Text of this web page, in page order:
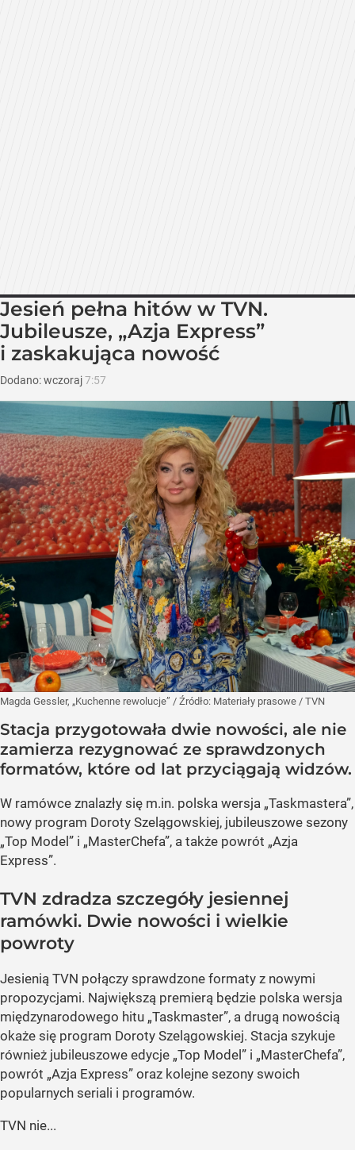
Jesień pełna hitów w TVN.
Jubileusze, „Azja Express”
i zaskakująca nowość
Dodano:wczoraj7:57
Magda Gessler, „Kuchenne rewolucje” / Źródło: Materiały prasowe / TVN
Stacja przygotowała dwie nowości, ale nie
zamierza rezygnować ze sprawdzonych
formatów, które od lat przyciągają widzów.
W ramówce znalazły się m.in. polska wersja „Taskmastera”,
nowy program Doroty Szelągowskiej, jubileuszowe sezony
„Top Model” i „MasterChefa”, a także powrót „Azja
Express”.
TVN zdradza szczegóły jesiennej
ramówki. Dwie nowości i wielkie
powroty
Jesienią TVN połączy sprawdzone formaty z nowymi
propozycjami. Największą premierą będzie polska wersja
międzynarodowego hitu „Taskmaster”, a drugą nowością
okaże się program Doroty Szelągowskiej. Stacja szykuje
również jubileuszowe edycje „Top Model” i „MasterChefa”,
powrót „Azja Express” oraz kolejne sezony swoich
popularnych seriali i programów.
TVN nie...